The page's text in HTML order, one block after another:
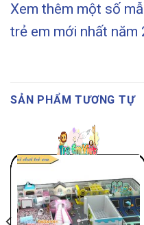
Xem thêm một số
trẻ em mới nhất năm
SẢN PHẨM TƯƠNG TỰ